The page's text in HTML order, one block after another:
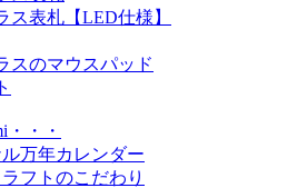
ス表札【LED仕様】
スのマウスパッド
・・・
万年カレンダー
フトのこだわり